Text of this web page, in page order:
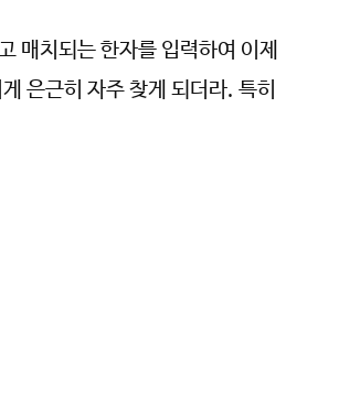
매치되는 한자를 입력하여 이제
은근히 자주 찾게 되더라. 특히